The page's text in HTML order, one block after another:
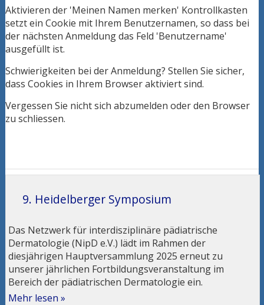
Aktivieren der 'Meinen Namen merken' Kontrollkasten
setzt ein Cookie mit Ihrem Benutzernamen, so dass bei
der nächsten Anmeldung das Feld 'Benutzername'
ausgefüllt ist.
Schwierigkeiten bei der Anmeldung? Stellen Sie sicher,
dass Cookies in Ihrem Browser aktiviert sind.
Vergessen Sie nicht sich abzumelden oder den Browser
zu schliessen.
9. Heidelberger Symposium
Das Netzwerk für interdisziplinäre pädiatrische
Dermatologie (NipD e.V.) lädt im Rahmen der
diesjährigen Hauptversammlung 2025 erneut zu
unserer jährlichen Fortbildungsveranstaltung im
Bereich der pädiatrischen Dermatologie ein.
Mehr lesen »